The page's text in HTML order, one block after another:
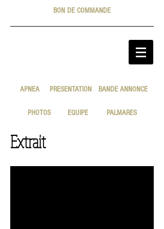
BON DE COMMANDE
Extrait
APNEA PRESENTATION BANDE ANNONCE
PHOTOS EQUIPE PALMARES